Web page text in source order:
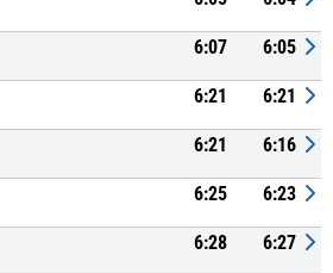
6:07 6:05
6:21 6:21
6:21 6:16
6:25 6:23
6:28 6:27